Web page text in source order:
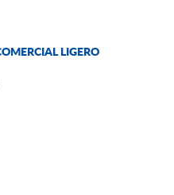
LIGERO